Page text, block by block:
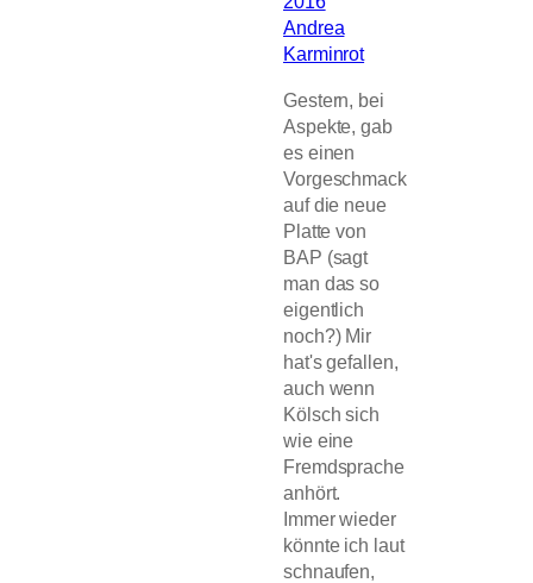
Andrea
Karminrot
Gestern, bei
Aspekte, gab
es einen
Vorgeschmack
auf die neue
Platte von
BAP (sagt
man das so
eigentlich
noch?) Mir
hat's gefallen,
auch wenn
Kölsch sich
wie eine
Fremdsprache
anhört.
Immer wieder
könnte ich laut
schnaufen,